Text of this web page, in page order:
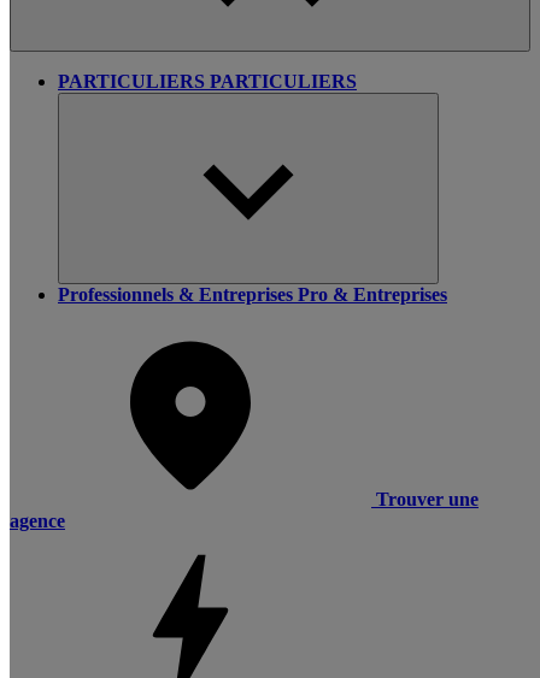
PARTICULIERS PARTICULIERS
Professionnels & Entreprises Pro & Entreprises
Trouver une
agence